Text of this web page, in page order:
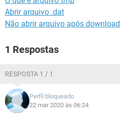
Abrir arquivo .dat
Não abrir arquivo após download
1 Respostas
RESPOSTA 1 / 1
Perfil bloqueado
22 mar 2020 às 06:24